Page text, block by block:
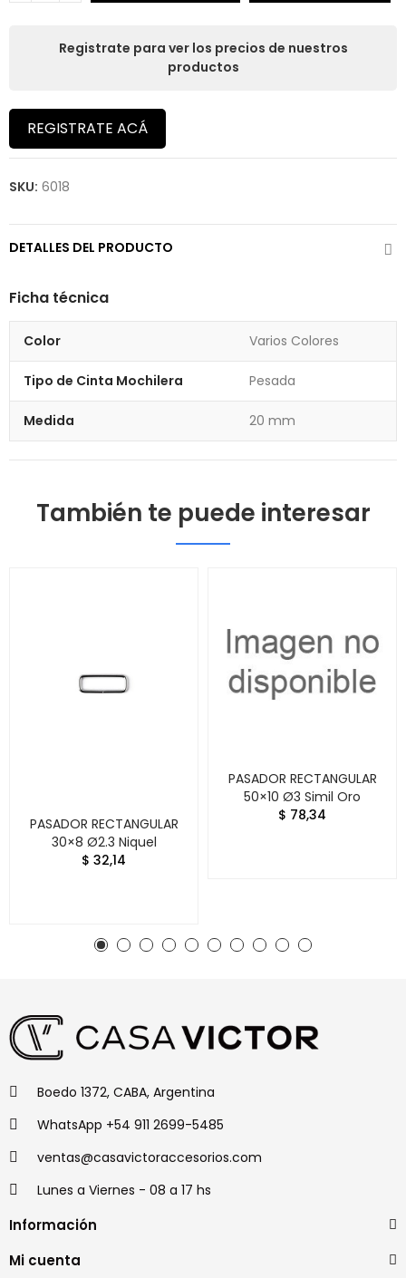
Registrate para ver los precios de nuestros
productos
REGISTRATE ACÁ
SKU: 6018
DETALLES DEL PRODUCTO
Ficha técnica
Color Varios Colores
Tipo de Cinta Mochilera Pesada
Medida 20 mm
También te puede interesar
PASADOR RECTANGULAR
30×8 Ø2.3 Niquel
$ 32,14
PASADOR RECTANGULAR
50×10 Ø3 Simil Oro
$ 78,34
Boedo 1372, CABA, Argentina
WhatsApp +54 911 2699-5485
ventas@casavictoraccesorios.com
Lunes a Viernes - 08 a 17 hs
Información
Mi cuenta